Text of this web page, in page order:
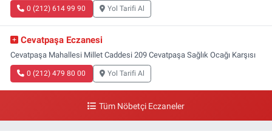
0 (212) 614 99 90 Yol Tarifi Al
Cevatpaşa Eczanesi
Cevatpaşa Mahallesi Millet Caddesi 209 Cevatpaşa Sağlık Ocağı Karşısı
0 (212) 479 80 00 Yol Tarifi Al
Tüm Nöbetçi Eczaneler